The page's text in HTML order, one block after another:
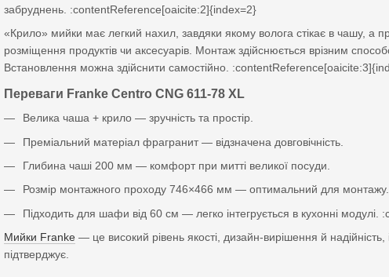
забруднень. :contentReference[oaicite:2]{index=2}
«Крило» мийки має легкий нахил, завдяки якому волога стікає в чашу, а
розміщення продуктів чи аксесуарів. Монтаж здійснюється врізним
Встановлення можна здійснити самостійно.
Переваги Franke Centro CNG 611-78 XL
Велика чаша + крило — зручність та простір.
Преміальний матеріал фрагранит — відзначена довговічність.
Глибина чаші 200 мм — комфорт при митті великої посуди.
Розмір монтажного проходу 746×466 мм — оптимальний для
Підходить для шафи від 60 см — легко інтегрується в кухонні
Мийки Franke— це високий рівень якості, дизайн-вирішення й
підтверджує.